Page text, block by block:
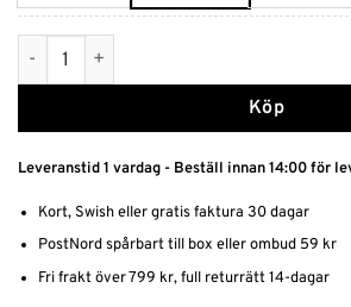
Kort underbyst topp med
Köp
Leveranstid 1 vardag - Beställ innan 14:00 för
Kort, Swish eller gratis faktura 30 dagar
PostNord spårbart till box eller ombud 59 kr
Fri frakt över 799 kr, full returrätt 14-dagar